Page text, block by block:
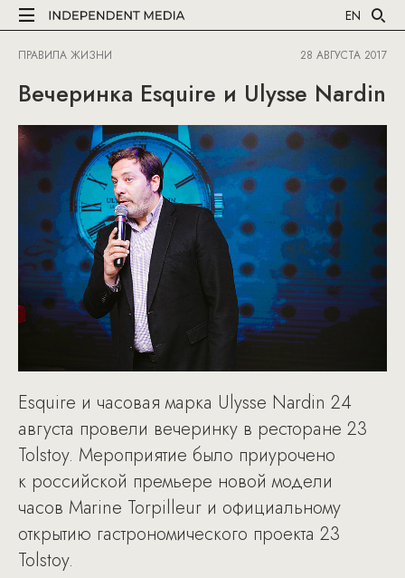
EN
ПРАВИЛА ЖИЗНИ 28 АВГУСТА 2017
Вечеринка Esquire и Ulysse Nardin
Esquire и часовая марка Ulysse Nardin 24
августа провели вечеринку в ресторане 23
Tolstoy. Мероприятие было приурочено
к российской премьере новой модели
часов Marine Torpilleur и официальному
открытию гастрономического проекта 23
Tolstoy.